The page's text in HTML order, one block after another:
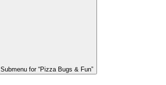
Submenu for “Pizza Bugs & Fun”